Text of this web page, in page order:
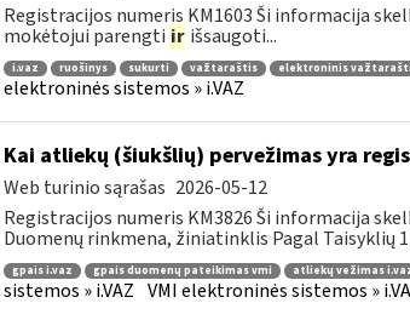
Registracijos numeris KM1603 Ši informacija
mokėtojui parengti ir išsaugoti...
i.vaz ruošinys sukurti važtaraštis elektroninis
elektroninės sistemos » i.VAZ
Kai atliekų (šiukšlių) pervežimas yra
Web turinio sąrašas 2026-05-12
Registracijos numeris KM3826 Ši informacija
Duomenų rinkmena, žiniatinklis Pagal Taisyklių
gpais i.vaz gpais duomenų pateikimas vmi atliekų vežimas
sistemos » i.VAZ VMI elektroninės sistemos »